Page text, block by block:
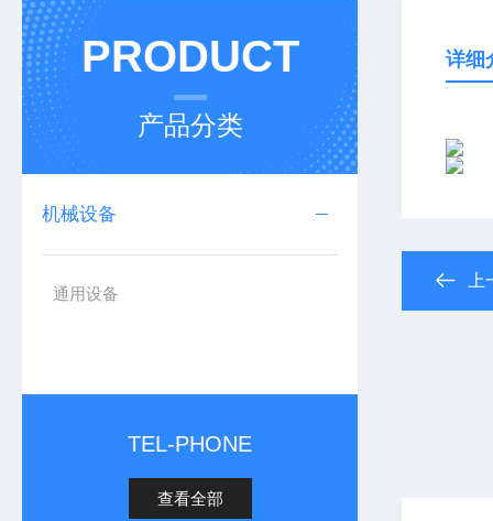
PRODUCT
产品分类
机械设备
通用设备
TEL-PHONE
查看全部
详细